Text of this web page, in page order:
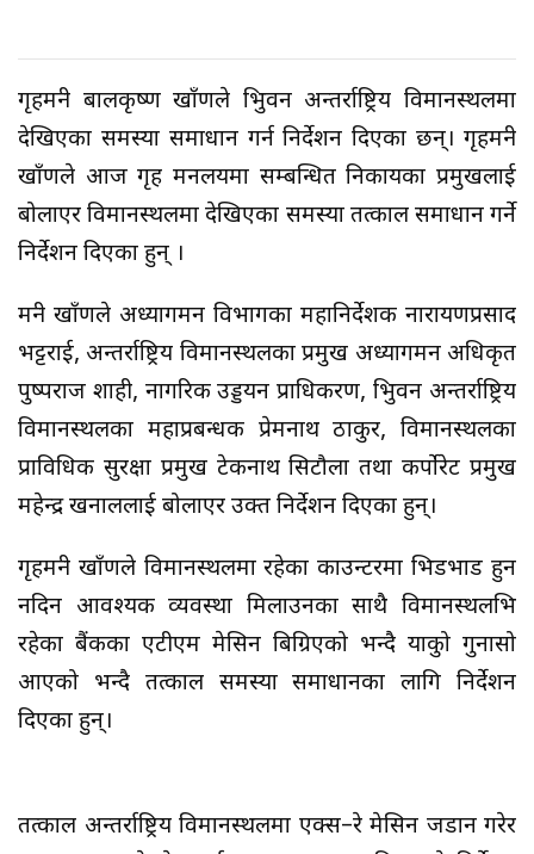
गृहमन्त्री बालकृष्ण खाँणले त्रिभुवन अन्तर्राष्ट्रिय विमानस्थलमा
देखिएका समस्या समाधान गर्न निर्देशन दिएका छन्। गृहमन्त्री
खाँणले आज गृह मन्त्रालयमा सम्बन्धित निकायका प्रमुखलाई
बोलाएर विमानस्थलमा देखिएका समस्या तत्काल समाधान गर्ने
निर्देशन दिएका हुन् ।
मन्त्री खाँणले अध्यागमन विभागका महानिर्देशक नारायणप्रसाद
भट्टराई, अन्तर्राष्ट्रिय विमानस्थलका प्रमुख अध्यागमन अधिकृत
पुष्पराज शाही, नागरिक उड्डयन प्राधिकरण, त्रिभुवन अन्तर्राष्ट्रिय
विमानस्थलका महाप्रबन्धक प्रेमनाथ ठाकुर, विमानस्थलका
प्राविधिक सुरक्षा प्रमुख टेकनाथ सिटौला तथा कर्पोरेट प्रमुख
महेन्द्र खनाललाई बोलाएर उक्त निर्देशन दिएका हुन्।
गृहमन्त्री खाँणले विमानस्थलमा रहेका काउन्टरमा भिडभाड हुन
नदिन आवश्यक व्यवस्था मिलाउनका साथै विमानस्थलभित्र
रहेका बैंकका एटीएम मेसिन बिग्रिएको भन्दै यात्रुको गुनासो
आएको भन्दै तत्काल समस्या समाधानका लागि निर्देशन
दिएका हुन्।
तत्काल अन्तर्राष्ट्रिय विमानस्थलमा एक्स–रे मेसिन जडान गरेर